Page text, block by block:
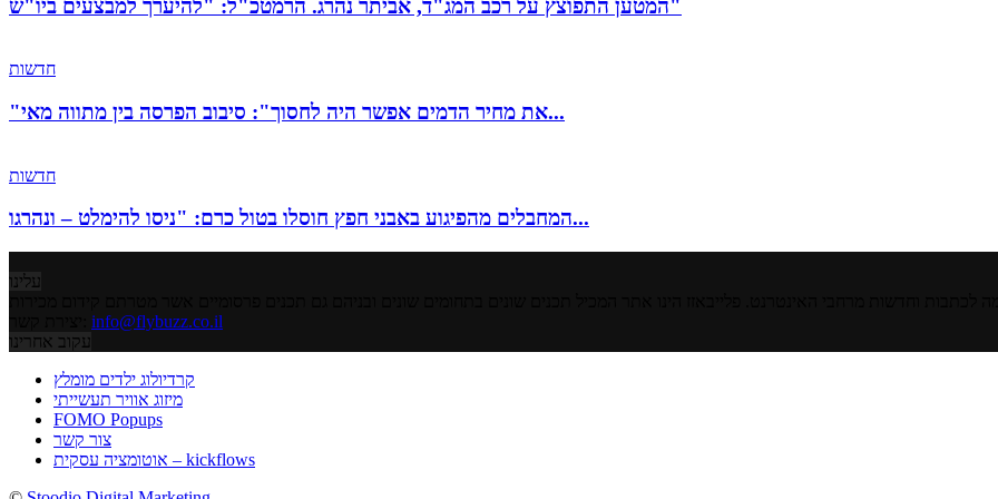
המטען התפוצץ על רכב המג"ד, אביתר נהרג. הרמטכ"ל: "להיערך למבצעים ביו"ש"
חדשות
"את מחיר הדמים אפשר היה לחסוך": סיבוב הפרסה בין מתווה מאי...
חדשות
המחבלים מהפיגוע באבני חפץ חוסלו בטול כרם: "ניסו להימלט – ונהרגו...
עלינו
info@flybuzz.co.il
עקוב אחרינו
קרדיולוג ילדים מומלץ
מיזוג אוויר תעשייתי
FOMO Popups
צור קשר
אוטומציה עסקית – kickflows